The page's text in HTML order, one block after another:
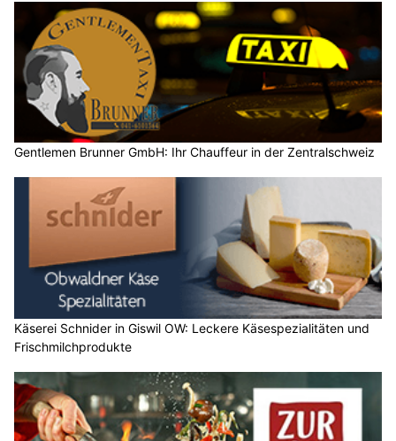
Gentlemen Brunner GmbH: Ihr Chauffeur in der Zentralschweiz
Käserei Schnider in Giswil OW: Leckere Käsespezialitäten und
Frischmilchprodukte